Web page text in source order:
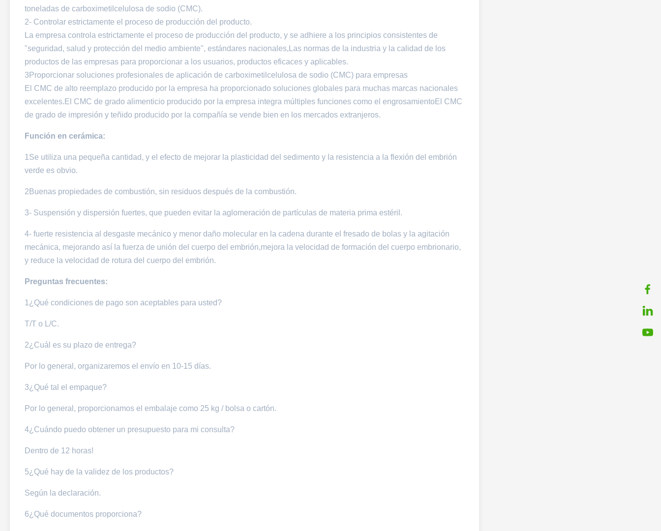
toneladas de carboximetilcelulosa de sodio (CMC).
2- Controlar estrictamente el proceso de producción del producto.
La empresa controla estrictamente el proceso de producción del producto, y se adhiere a los principios consistentes de
"seguridad, salud y protección del medio ambiente", estándares nacionales,Las normas de la industria y la calidad de los
productos de las empresas para proporcionar a los usuarios, productos eficaces y aplicables.
3Proporcionar soluciones profesionales de aplicación de carboximetilcelulosa de sodio (CMC) para empresas
El CMC de alto reemplazo producido por la empresa ha proporcionado soluciones globales para muchas marcas nacionales
excelentes.El CMC de grado alimenticio producido por la empresa integra múltiples funciones como el engrosamientoEl CMC
de grado de impresión y teñido producido por la compañía se vende bien en los mercados extranjeros.
Función en cerámica:
1Se utiliza una pequeña cantidad, y el efecto de mejorar la plasticidad del sedimento y la resistencia a la flexión del embrión
verde es obvio.
2Buenas propiedades de combustión, sin residuos después de la combustión.
3- Suspensión y dispersión fuertes, que pueden evitar la aglomeración de partículas de materia prima estéril.
4- fuerte resistencia al desgaste mecánico y menor daño molecular en la cadena durante el fresado de bolas y la agitación
mecánica, mejorando así la fuerza de unión del cuerpo del embrión,mejora la velocidad de formación del cuerpo embrionario,
y reduce la velocidad de rotura del cuerpo del embrión.
Preguntas frecuentes:
1¿Qué condiciones de pago son aceptables para usted?
T/T o L/C.
2¿Cuál es su plazo de entrega?
Por lo general, organizaremos el envío en 10-15 días.
3¿Qué tal el empaque?
Por lo general, proporcionamos el embalaje como 25 kg / bolsa o cartón.
4¿Cuándo puedo obtener un presupuesto para mi consulta?
Dentro de 12 horas!
5¿Qué hay de la validez de los productos?
Según la declaración.
6¿Qué documentos proporciona?